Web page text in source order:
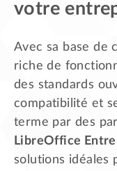
votre
Avec sa base de
riche de
des standards
compatibilité et
terme par des
LibreOffice
solutions idéales